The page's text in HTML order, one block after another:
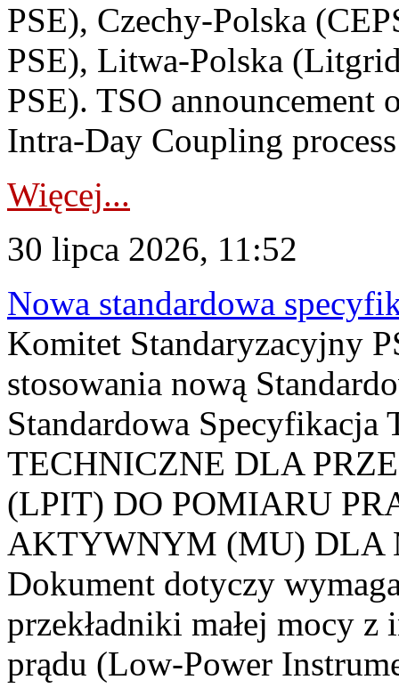
PSE), Czechy-Polska
PSE), Litwa-Polska
PSE). TSO announcement
Intra-Day Coupling
Więcej...
30 lipca 2026, 11:52
Nowa standardowa
Komitet Standaryzacyjny
stosowania nową
Standardowa
TECHNICZNE DLA
(LPIT) DO POMIARU
AKTYWNYM (MU) DLA
Dokument dotyczy
przekładniki małej mocy
prądu (Low-Power